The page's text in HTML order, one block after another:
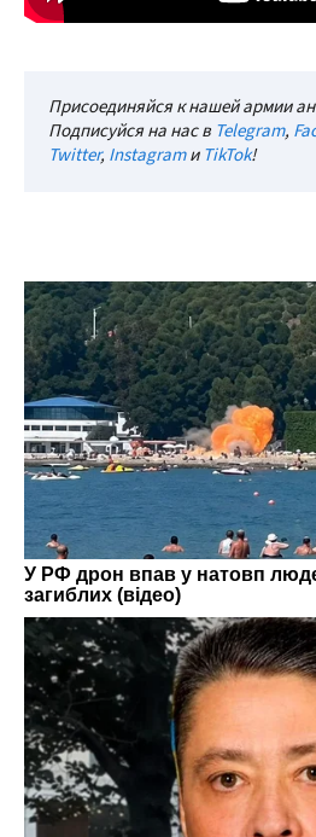
Присоединяйся к нашей армии
Подписуйся на нас в Telegram,
Twitter, InstagramиTikTok!